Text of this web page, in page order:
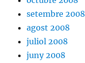
setembre 2008
agost 2008
juliol 2008
juny 2008